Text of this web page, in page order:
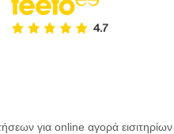
για online αγορά εισιτηρίων